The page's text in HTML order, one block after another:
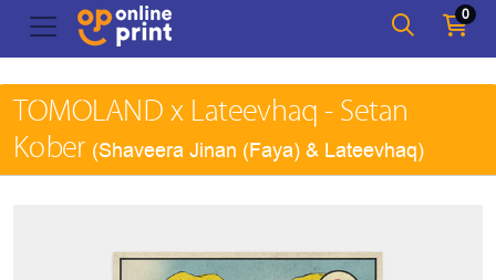
0
TOMOLAND x Lateevhaq - Setan
Kober (Shaveera Jinan (Faya) & Lateevhaq)